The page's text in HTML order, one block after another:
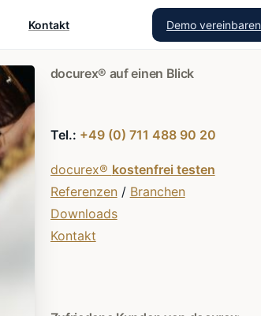
Kontakt Demo vereinbaren
docurex® auf einen Blick
Tel.: +49 (0) 711 488 90 20
docurex® kostenfrei testen
Referenzen / Branchen
Downloads
Kontakt